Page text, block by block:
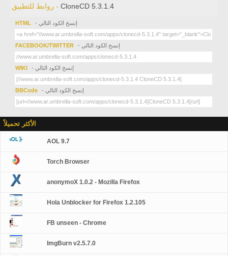
روابط للتطبيق -CloneCD 5.3.1.4
HTML - إنسخ الكود التالي
FACEBOOK/TWITTER - إنسخ الكود التالي
WIKI - إنسخ الكود التالي
BBCode - إنسخ الكود التالي
الأكثر تحميلاً
AOL 9.7
Torch Browser
anonymoX 1.0.2 - Mozilla Firefox
Hola Unblocker for Firefox 1.2.105
FB unseen - Chrome
ImgBurn v2.5.7.0